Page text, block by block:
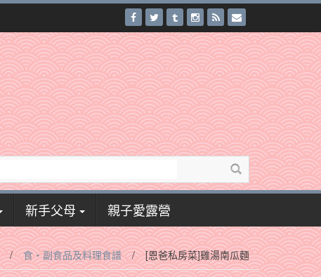
新手父母 親子愛露營
/ 食‧副食品及料理食譜 / [恩爸私房菜]雞湯南瓜麵